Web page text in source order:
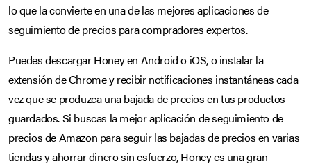
lo que la convierte en una de las mejores aplicaciones de
seguimiento de precios para compradores expertos.
Puedes descargar Honey en Android o iOS, o instalar la
extensión de Chrome y recibir notificaciones instantáneas cada
vez que se produzca una bajada de precios en tus productos
guardados. Si buscas la mejor aplicación de seguimiento de
precios de Amazon para seguir las bajadas de precios en varias
tiendas y ahorrar dinero sin esfuerzo, Honey es una gran